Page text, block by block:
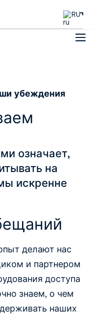
RU
убеждения
означает,
на
искренне
делают нас
и партнером
доступа
знаем, о чем
наших